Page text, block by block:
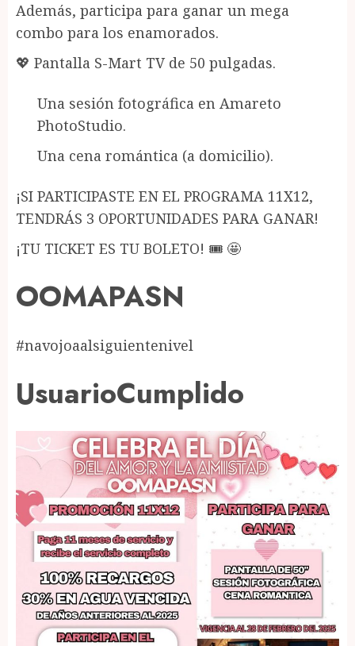
Además, participa para ganar un mega
combo para los enamorados.
💖 Pantalla S-Mart TV de 50 pulgadas.
Una sesión fotográfica en Amareto
PhotoStudio.
Una cena romántica (a domicilio).
¡SI PARTICIPASTE EN EL PROGRAMA 11X12,
TENDRÁS 3 OPORTUNIDADES PARA GANAR!
¡TU TICKET ES TU BOLETO! 🎟️ 🤩
OOMAPASN
#navojoaalsiguientenivel
UsuarioCumplido